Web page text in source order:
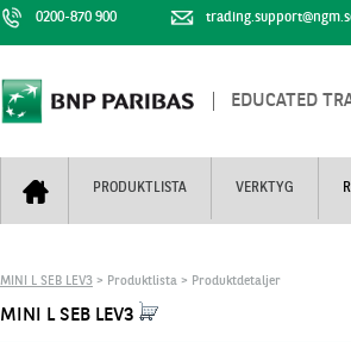
0200-870 900
EDUCATED
PRODUKTLISTA VERKTYG
Mini Futures
Nyhestbrev+
Finansiell information
MINI L SEB LEV3 > Produktlista > Produktdetaljer
MINI L SEB LEV3